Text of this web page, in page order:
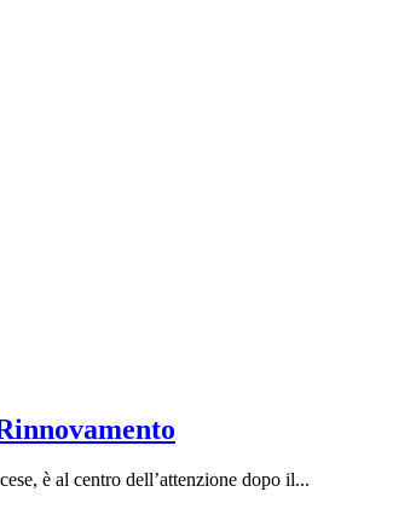
è al centro dell’attenzione dopo il...